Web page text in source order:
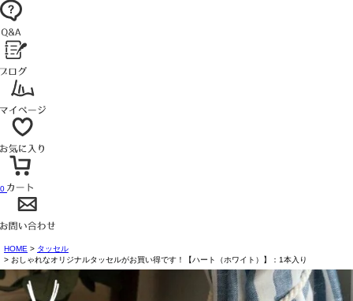
0
HOME
タッセル
おしゃれなオリジナルタッセルがお買い得です！【ハート（ホワイト）】：1本入り